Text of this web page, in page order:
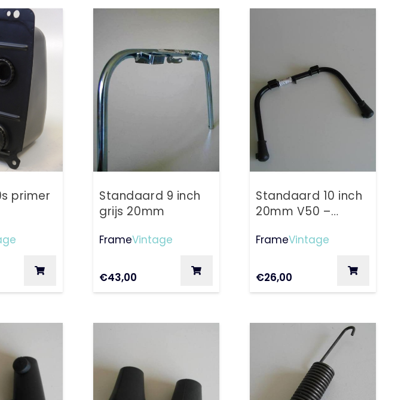
primer
Standaard 9 inch
grijs 20mm
FrameVintage
€43,00
Standaard 10 inch
20mm V50 –
FrameVintage
€26,00